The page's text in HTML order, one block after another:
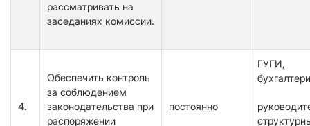
рассматривать на
заседаниях комиссии.
4.
Обеспечить контроль
за соблюдением
законодательства при
распоряжении
постоянно
ГУГИ,